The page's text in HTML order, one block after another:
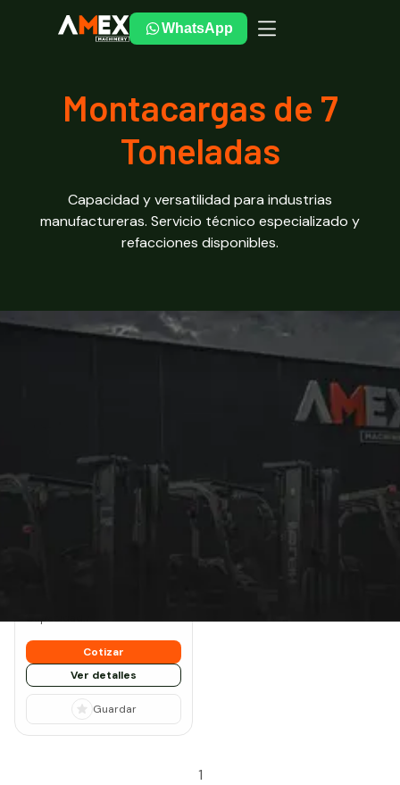
WhatsApp
Montacargas de 7
Toneladas
Capacidad y versatilidad para industrias
manufactureras. Servicio técnico especializado y
refacciones disponibles.
Toneladas: equipos
nuevos
Cotizar
Ver detalles
Guardar
1